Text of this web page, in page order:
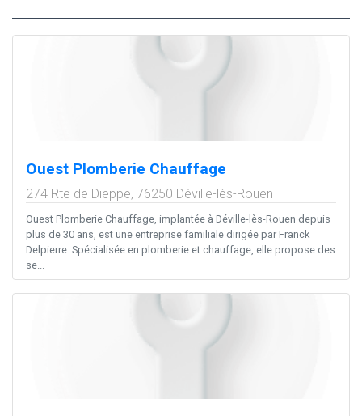
Ouest Plomberie Chauffage
274 Rte de Dieppe, 76250 Déville-lès-Rouen
Ouest Plomberie Chauffage, implantée à Déville-lès-Rouen depuis
plus de 30 ans, est une entreprise familiale dirigée par Franck
Delpierre. Spécialisée en plomberie et chauffage, elle propose des
se...